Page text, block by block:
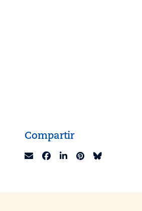
Compartir